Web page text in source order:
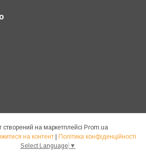
створений на маркетплейсі Prom.ua
на контент | Політика конфіденційності
Select Language ▼